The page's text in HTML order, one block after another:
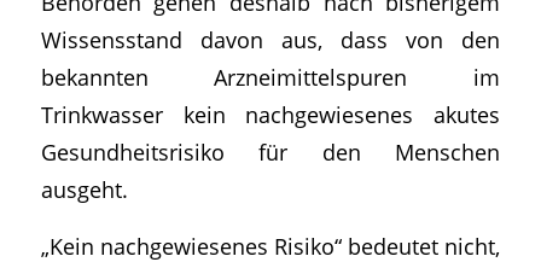
Wissensstand davon aus, dass von den
bekannten Arzneimittelspuren im
Trinkwasser kein nachgewiesenes akutes
Gesundheitsrisiko für den Menschen
ausgeht.
„Kein nachgewiesenes Risiko“ bedeutet nicht,